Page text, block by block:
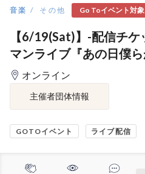
音楽 その他 Go Toイベント対象
【6/19(Sat)】-配信チ
マンライブ『あの日僕ら
オンライン
主催者団体情報
GOTOイベント ライブ配信